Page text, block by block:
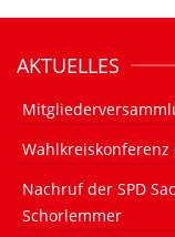
AKTUELLES
Wahlkreiskonferenz
Nachruf der SPD
Schorlemmer